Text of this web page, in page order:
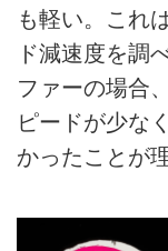
も軽い。これ
ド減速度を調
ファーの場合
ピードが少な
かったことが